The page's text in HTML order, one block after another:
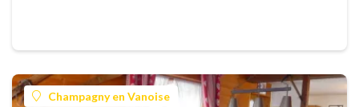
Champagny en Vanoise